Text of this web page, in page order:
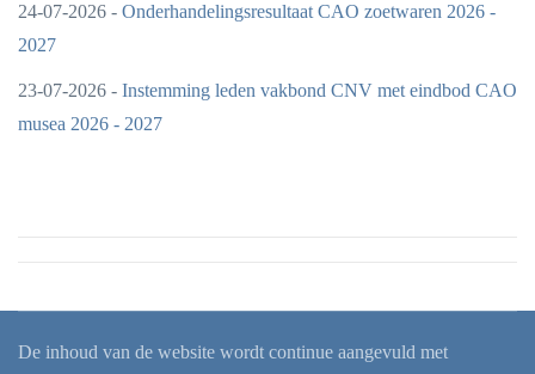
24-07-2026 - Onderhandelingsresultaat CAO zoetwaren 2026 -
2027
23-07-2026 - Instemming leden vakbond CNV met eindbod CAO
musea 2026 - 2027
De inhoud van de website wordt continue aangevuld met